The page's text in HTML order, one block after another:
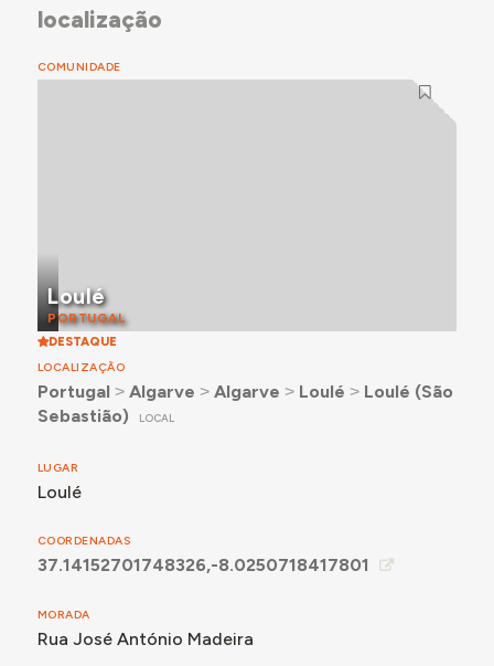
localização
COMUNIDADE
Loulé
PORTUGAL
DESTAQUE
LOCALIZAÇÃO
Portugal ˃ Algarve ˃ Algarve ˃ Loulé ˃ Loulé (São
Sebastião)
LOCAL
LUGAR
Loulé
COORDENADAS
37.14152701748326,-8.0250718417801
MORADA
Rua José António Madeira